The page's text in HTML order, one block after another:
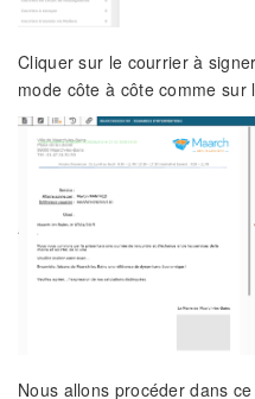
Cliquer sur le courrier à
mode côte à côte comme
Nous allons procéder dans